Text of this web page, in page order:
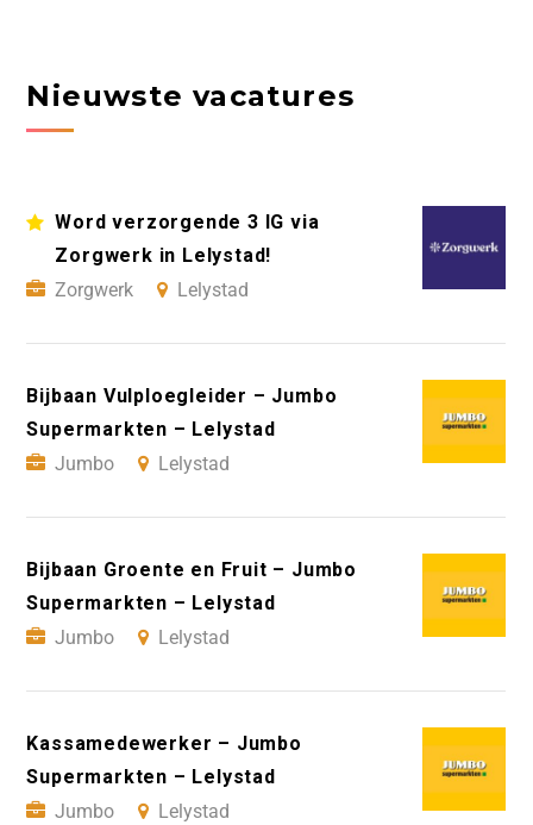
Nieuwste vacatures
Word verzorgende 3 IG via
Zorgwerk in Lelystad!
Zorgwerk
Lelystad
Bijbaan Vulploegleider – Jumbo
Supermarkten – Lelystad
Jumbo
Lelystad
Bijbaan Groente en Fruit – Jumbo
Supermarkten – Lelystad
Jumbo
Lelystad
Kassamedewerker – Jumbo
Supermarkten – Lelystad
Jumbo
Lelystad